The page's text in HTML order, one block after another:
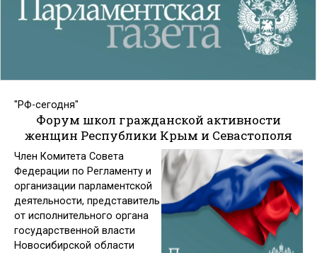
"РФ-сегодня"
Форум школ гражданской активности
женщин Республики Крым и Севастополя
Член Комитета Совета
Федерации по Регламенту и
организации парламентской
деятельности, представитель
от исполнительного органа
государственной власти
Новосибирской области